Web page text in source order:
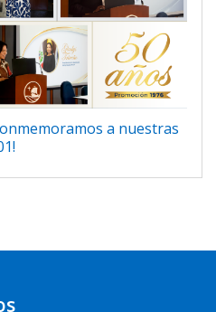
a nuestras